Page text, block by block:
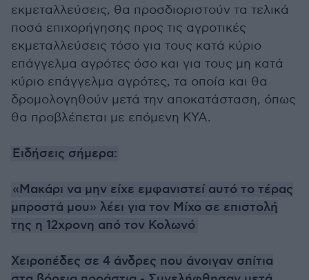
εκμεταλλεύσεις, θα προσδιοριστούν τα τελικά
ποσά επιχορήγησης προς τις αγροτικές
εκμεταλλεύσεις τόσο για τους κατά κύριο
επάγγελμα αγρότες όσο και για τους μη κατά
κύριο επάγγελμα αγρότες, τα οποία και θα
δρομολογηθούν μετά την αποκατάσταση, όπως
θα προβλέπεται με επόμενη ΚΥΑ.
Ειδήσεις σήμερα:
«Μακάρι να μην είχε εμφανιστεί αυτό το τέρας
μπροστά μου» λέει για τον Μίχο σε επιστολή
της η 12χρονη από τον Κολωνό
Χειροπέδες σε 4 άνδρες που άνοιγαν σπίτια